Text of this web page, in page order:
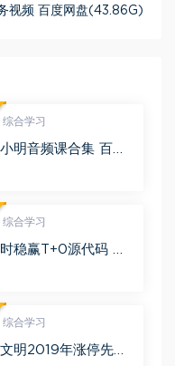
视频 百度网盘(43.86G)
综合学习
明音频课合集 百度
综合学习
稳赢T+0源代码 自
综合学习
明2019年涨停先锋